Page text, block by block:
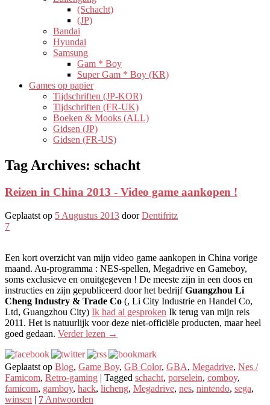
(Schacht)
(JP)
Bandai
Hyundai
Samsung
Gam * Boy
Super Gam * Boy (KR)
Games op papier
Tijdschriften (JP-KOR)
Tijdschriften (FR-UK)
Boeken & Mooks (ALL)
Gidsen (JP)
Gidsen (FR-US)
Tag Archives: schacht
Reizen in China 2013 - Video game aankopen !
Geplaatst op 5 Augustus 2013 doorDentifritz
7
Een kort overzicht van mijn video game aankopen in China vorige
maand. Au-programma : NES-spellen, Megadrive en Gameboy,
soms exclusieve en onuitgegeven ! De meeste zijn in een doos en
instructies en zijn gepubliceerd door het bedrijfGuangzhou Li
Cheng Industry & Trade Co (, Li City Industrie en Handel Co,
Ltd, Guangzhou City) Ik had al gesproken Ik terug van mijn reis
2011. Het is natuurlijk voor deze niet-officiële producten, maar heel
goed gedaan. Verder lezen →
Geplaatst op Blog, Game Boy, GB Color, GBA, Megadrive, Nes /
Famicom, Retro-gaming | Tagged schacht, porselein, comboy,
famicom, gamboy, hack, licheng, Megadrive, nes, nintendo, sega,
winsen | 7 Antwoorden